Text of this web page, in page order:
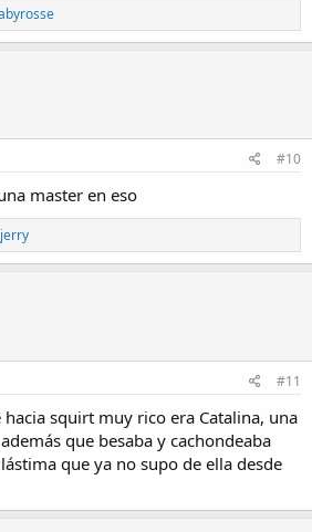
#10
master en eso
#11
squirt muy rico era Catalina, una
que besaba y cachondeaba
que ya no supo de ella desde